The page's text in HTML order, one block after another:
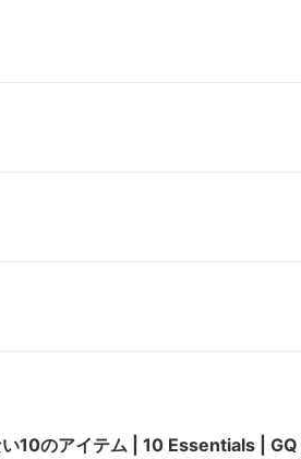
10のアイテム | 10 Essentials |